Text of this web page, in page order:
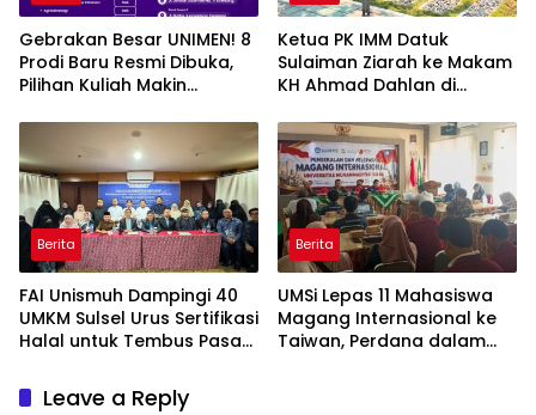
Gebrakan Besar UNIMEN! 8
Prodi Baru Resmi Dibuka,
Pilihan Kuliah Makin
Ketua PK IMM Datuk
Sulaiman Ziarah ke Makam
KH Ahmad Dahlan di
Berita
FAI Unismuh Dampingi 40
UMKM Sulsel Urus Sertifikasi
Halal untuk Tembus Pasar
Berita
UMSi Lepas 11 Mahasiswa
Magang Internasional ke
Taiwan, Perdana dalam
Leave a Reply